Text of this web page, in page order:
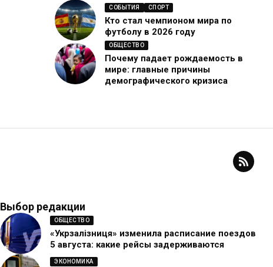
СОБЫТИЯ СПОРТ
Кто стал чемпионом мира по
футболу в 2026 году
ОБЩЕСТВО
Почему падает рождаемость в
мире: главные причины
демографического кризиса
Выбор редакции
ОБЩЕСТВО
«Укрзалізниця» изменила расписание поездов
5 августа: какие рейсы задерживаются
ЭКОНОМИКА